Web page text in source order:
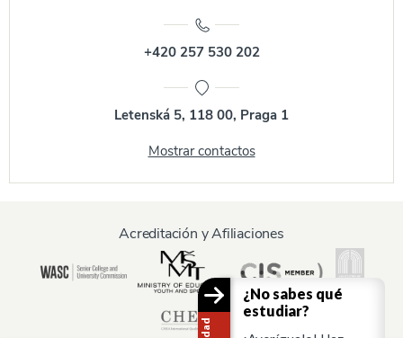
+420 257 530 202
Letenská 5, 118 00, Praga 1
Mostrar contactos
Acreditación y Afiliaciones
¿No sabes qué
estudiar?